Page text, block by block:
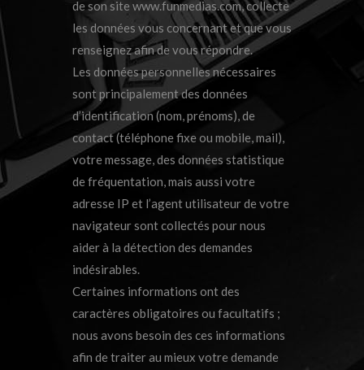
de son site www.funmedias.com, collecte
les données vous concernant et que vous
renseignez afin de vous répondre.
Les données personnelles nécessaires
sont principalement des données
d’identification (nom, prénoms), de
contact (téléphone fixe ou mobile, mail),
votre message, des données statistique
de fréquentation, mais aussi votre
adresse IP et l’agent utilisateur de votre
navigateur sont collectés pour nous
aider à la détection des demandes
indésirables.
Certaines informations ont des
caractères obligatoires ou facultatifs ;
nous avons besoin des ces informations
afin de traiter au mieux votre demande